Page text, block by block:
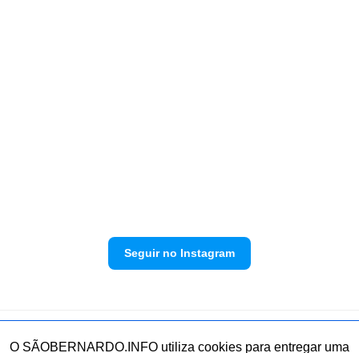
Seguir no Instagram
Política de privacidade Envie sua denúncia
O SÃOBERNARDO.INFO utiliza cookies para entregar uma